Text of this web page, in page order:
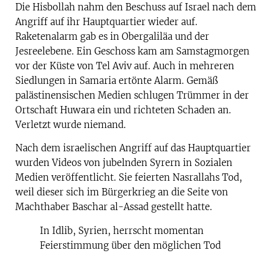
Die Hisbollah nahm den Beschuss auf Israel nach dem
Angriff auf ihr Hauptquartier wieder auf.
Raketenalarm gab es in Obergaliläa und der
Jesreelebene. Ein Geschoss kam am Samstagmorgen
vor der Küste von Tel Aviv auf. Auch in mehreren
Siedlungen in Samaria ertönte Alarm. Gemäß
palästinensischen Medien schlugen Trümmer in der
Ortschaft Huwara ein und richteten Schaden an.
Verletzt wurde niemand.
Nach dem israelischen Angriff auf das Hauptquartier
wurden Videos von jubelnden Syrern in Sozialen
Medien veröffentlicht. Sie feierten Nasrallahs Tod,
weil dieser sich im Bürgerkrieg an die Seite von
Machthaber Baschar al-Assad gestellt hatte.
In Idlib, Syrien, herrscht momentan
Feierstimmung über den möglichen Tod